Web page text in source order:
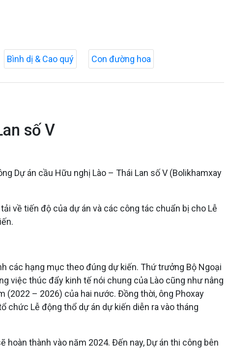
Bình dị & Cao quý Con đường hoa
số V
Dự án cầu Hữu nghị Lào – Thái Lan số V (Bolikhamxay
về tiến độ của dự án và các công tác chuẩn bị cho Lễ
các hạng mục theo đúng dự kiến. Thứ trưởng Bộ Ngoại
việc thúc đẩy kinh tế nói chung của Lào cũng như nâng
(2022 – 2026) của hai nước. Đồng thời, ông Phoxay
Lễ động thổ dự án dự kiến diễn ra vào tháng
thành vào năm 2024. Đến nay, Dự án thi công bên